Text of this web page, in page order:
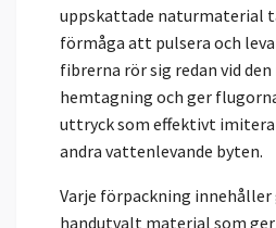
uppskattade naturmaterial
förmåga att pulsera och
fibrerna rör sig redan vid
hemtagning och ger
uttryck som effektivt
andra vattenlevande byten.
Varje förpackning innehåller
handutvalt material som